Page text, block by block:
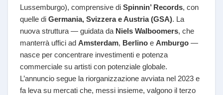
Lussemburgo), comprensive di Spinnin’ Records, con
quelle di Germania, Svizzera e Austria (GSA). La
nuova struttura — guidata da Niels Walboomers, che
manterrà uffici ad Amsterdam, Berlino e Amburgo —
nasce per concentrare investimenti e potenza
commerciale su artisti con potenziale globale.
L’annuncio segue la riorganizzazione avviata nel 2023 e
fa leva su mercati che, messi insieme, valgono il terzo